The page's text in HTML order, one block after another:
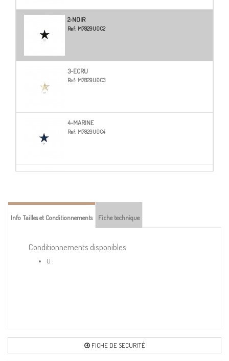
2-NOIR
Ref: M7829U0C2
3-ECRU
Ref: M7829U0C3
4-MARINE
Ref: M7829U0C4
5-JAUNE
Ref: M7829U0C9
Info Tailles et Conditionnements Fiche technique
Conditionnements disponibles
U :
FICHE DE SECURITÉ